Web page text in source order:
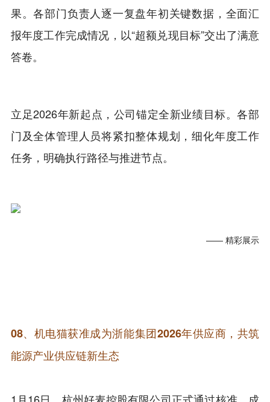
果。各部门负责人逐一复盘年初关键数据，全面汇
报年度工作完成情况，以“超额兑现目标”交出了满意
答卷。
立足2026年新起点，公司锚定全新业绩目标。各部
门及全体管理人员将紧扣整体规划，细化年度工作
任务，明确执行路径与推进节点。
—— 精彩展示
08、机电猫获准成为浙能集团2026年供应商，共筑
能源产业供应链新生态
1月16日，杭州好麦控股有限公司正式通过核准，成